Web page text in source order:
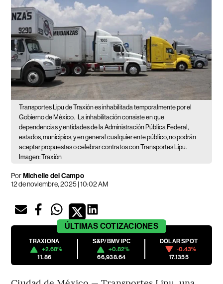
Transportes Lipu de Traxión es inhabilitada temporalmente por el
Gobierno de México. La inhabilitación consiste en que
dependencias y entidades de la Administración Pública Federal,
estados, municipios, y en general cualquier ente público, no podrán
aceptar propuestas o celebrar contratos con Transportes Lipu.
Imagen: Traxión
PorMichelle del Campo
12 de noviembre, 2025 | 10:02 AM
ÚLTIMAS COTIZACIONES
TRAXIONA
+2.68%
11.86
S&P/BMV IPC
+0.82%
66,938.64
DÓLAR SPOT
-0.43%
17.1355